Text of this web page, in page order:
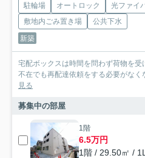
駐輪場 オートロック 光ファイ
敷地内ごみ置き場
公共下水
新築
宅配ボックスは時間を問わず荷物を
不在でも再配達依頼をする必要がなく
見る
募集中の部屋
1階
6.5万円
1階 / 29.50㎡ /